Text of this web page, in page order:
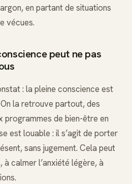
en partant de situations
vécues.
peut ne pas
: la pleine conscience est
la retrouve partout, des
programmes de bien-être en
est louable : il s’agit de porter
sans jugement. Cela peut
calmer l’anxiété légère, à